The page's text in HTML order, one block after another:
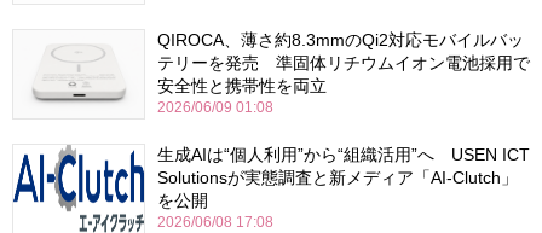
QIROCA、薄さ約8.3mmのQi2対応モバイルバッ
テリーを発売 準固体リチウムイオン電池採用で
安全性と携帯性を両立
2026/06/09 01:08
生成AIは“個人利用”から“組織活用”へ USEN ICT
Solutionsが実態調査と新メディア「AI-Clutch」
を公開
2026/06/08 17:08